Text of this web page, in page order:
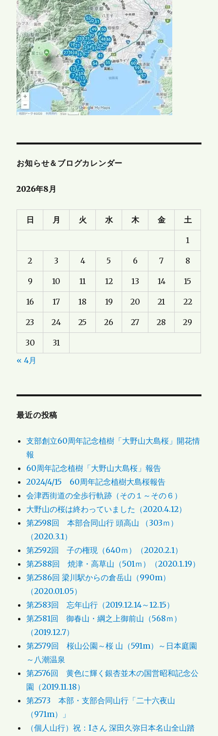
お知らせ＆ブログカレンダー
2026年8月
日 月 火 水 木 金 土
1
2 3 4 5 6 7 8
9 10 11 12 13 14 15
16 17 18 19 20 21 22
23 24 25 26 27 28 29
30
31
« 4月
最近の投稿
支部創立60周年記念植樹「大野山大島桜」開花情
報
60周年記念植樹「大野山大島桜」報告
2024/4/15 60周年記念植樹大島桜報告
会津西街道の全歩行軌跡（その１～その６）
大野山の桜は終わっていました（2020.4.12）
第2598回 本部合同山行 頭高山 （303ｍ）
（2020.3.1）
第2592回 子の権現（640ｍ）（2020.2.1）
第2588回 焼津・高草山（501ｍ）（2020.1.19）
第2586回 梁川駅からの倉岳山（990m）
（2020.01.05）
第2583回 忘年山行（2019.12.14～12.15）
第2581回 御春山・綱之上御前山（568ｍ）
（2019.12.7）
第2579回 桜山公園～桜 山（591m）～日本庭園
～八潮温泉
第2576回 黄色に輝く銀杏並木の国営昭和記念公
園（2019.11.18）
第2573 本部・支部合同山行「二十六夜山
（971m）」
（個人山行）祝：Iさん 深田久弥日本名山全山踏